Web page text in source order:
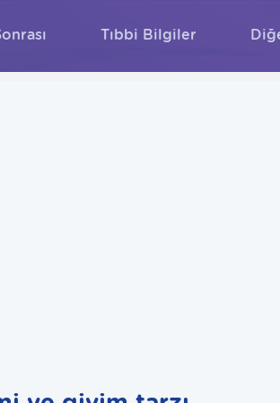
Tıbbi Bilgiler